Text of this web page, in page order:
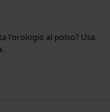
l'orologio al polso? Usa